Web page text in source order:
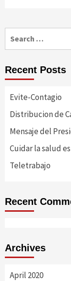
Recent Posts
Evite-Contagio
Distribucion de
Mensaje del
Cuidar la salud
Teletrabajo
Recent
Archives
April 2020